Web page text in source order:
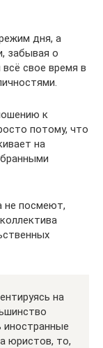
дня, а
забывая о
свое время в
к
потому, что
на
не посмеют,
на
иностранные
юристов, то,